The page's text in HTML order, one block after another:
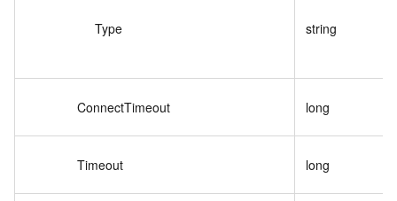
Type string
ConnectTimeout long
Timeout long